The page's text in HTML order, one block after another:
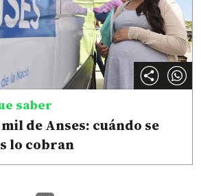
saber
de Anses: cuándo se
lo cobran